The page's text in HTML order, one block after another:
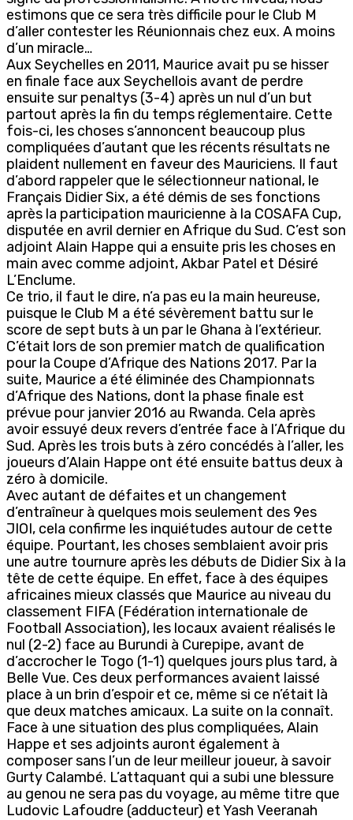
estimons que ce sera très difficile pour le Club M
d’aller contester les Réunionnais chez eux. A moins
d’un miracle…
Aux Seychelles en 2011, Maurice avait pu se hisser
en finale face aux Seychellois avant de perdre
ensuite sur penaltys (3-4) après un nul d’un but
partout après la fin du temps réglementaire. Cette
fois-ci, les choses s’annoncent beaucoup plus
compliquées d’autant que les récents résultats ne
plaident nullement en faveur des Mauriciens. Il faut
d’abord rappeler que le sélectionneur national, le
Français Didier Six, a été démis de ses fonctions
après la participation mauricienne à la COSAFA Cup,
disputée en avril dernier en Afrique du Sud. C’est son
adjoint Alain Happe qui a ensuite pris les choses en
main avec comme adjoint, Akbar Patel et Désiré
L’Enclume.
Ce trio, il faut le dire, n’a pas eu la main heureuse,
puisque le Club M a été sévèrement battu sur le
score de sept buts à un par le Ghana à l’extérieur.
C’était lors de son premier match de qualification
pour la Coupe d’Afrique des Nations 2017. Par la
suite, Maurice a été éliminée des Championnats
d’Afrique des Nations, dont la phase finale est
prévue pour janvier 2016 au Rwanda. Cela après
avoir essuyé deux revers d’entrée face à l’Afrique du
Sud. Après les trois buts à zéro concédés à l’aller, les
joueurs d’Alain Happe ont été ensuite battus deux à
zéro à domicile.
Avec autant de défaites et un changement
d’entraîneur à quelques mois seulement des 9es
JIOI, cela confirme les inquiétudes autour de cette
équipe. Pourtant, les choses semblaient avoir pris
une autre tournure après les débuts de Didier Six à la
tête de cette équipe. En effet, face à des équipes
africaines mieux classés que Maurice au niveau du
classement FIFA (Fédération internationale de
Football Association), les locaux avaient réalisés le
nul (2-2) face au Burundi à Curepipe, avant de
d’accrocher le Togo (1-1) quelques jours plus tard, à
Belle Vue. Ces deux performances avaient laissé
place à un brin d’espoir et ce, même si ce n’était là
que deux matches amicaux. La suite on la connaît.
Face à une situation des plus compliquées, Alain
Happe et ses adjoints auront également à
composer sans l’un de leur meilleur joueur, à savoir
Gurty Calambé. L’attaquant qui a subi une blessure
au genou ne sera pas du voyage, au même titre que
Ludovic Lafoudre (adducteur) et Yash Veeranah